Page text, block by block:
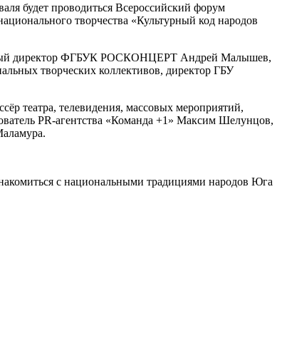
будет проводиться Всероссийский форум
творчества «Культурный код народов
директор ФГБУК РОСКОНЦЕРТ Андрей Малышев,
творческих коллективов, директор ГБУ
театра, телевидения, массовых мероприятий,
PR-агентства «Команда +1» Максим Шелунцов,
с национальными традициями народов Юга